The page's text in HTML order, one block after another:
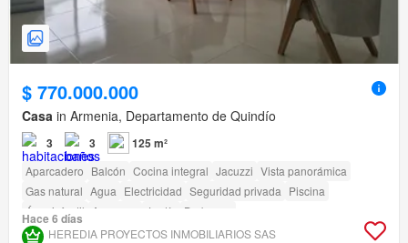
$ 770.000.000
Casa in Armenia, Departamento de Quindío
3 3 125 m²
Aparcadero Balcón Cocina integral Jacuzzi Vista panorámica
Gas natural Agua Electricidad Seguridad privada Piscina
Área infantil
Ascensor Jardín Barbecue
Hace 6 días
HEREDIA PROYECTOS INMOBILIARIOS SAS